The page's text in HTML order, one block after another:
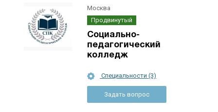
Москва
Продвинутый
Социально-
педагогический
колледж
Специальности (3)
Задать вопрос